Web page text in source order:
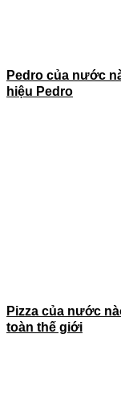
Pedro của nước
hiệu Pedro
Pizza của nước
toàn thế giới